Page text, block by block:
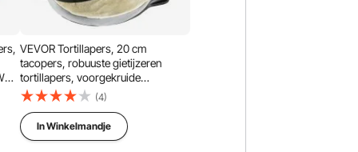
VEVOR Tortillapers, 20 cm
tacopers, robuuste gietijzeren
tortillapers, voorgekruide
tortillamaker met 100
bakpapiertjes, deegmaker voor
bloemtortilla's, zwart
(4)
In Winkelmandje